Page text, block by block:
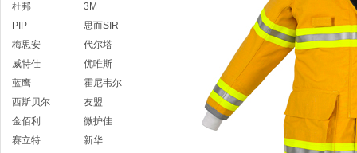
杜邦
3M
PIP
思而SIR
梅思安
代尔塔
威特仕
优唯斯
蓝鹰
霍尼韦尔
西斯贝尔
友盟
金佰利
微护佳
赛立特
新华